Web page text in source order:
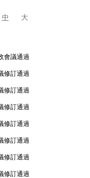
中 大
會議通過
修訂通過
修訂通過
修訂通過
修訂通過
修訂通過
修訂通過
修訂通過